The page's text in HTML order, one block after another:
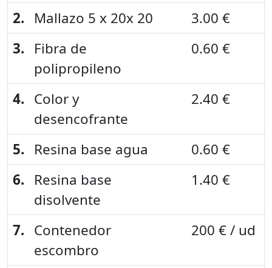
2. Mallazo 5 x 20x 20
3.00 €
3.
Fibra de
polipropileno
0.60 €
4. Color y
desencofrante
2.40 €
5. Resina base agua
0.60 €
6.
Resina base
disolvente
1.40 €
7. Contenedor
escombro
200 € / ud